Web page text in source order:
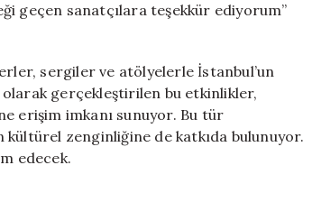
geçen sanatçılara teşekkür ediyorum”
sergiler ve atölyelerle İstanbul’un
gerçekleştirilen bu etkinlikler,
erişim imkanı sunuyor. Bu tür
zenginliğine de katkıda bulunuyor.
edecek.